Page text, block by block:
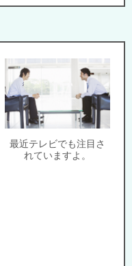
最近テレビでも注目さ
れていますよ。